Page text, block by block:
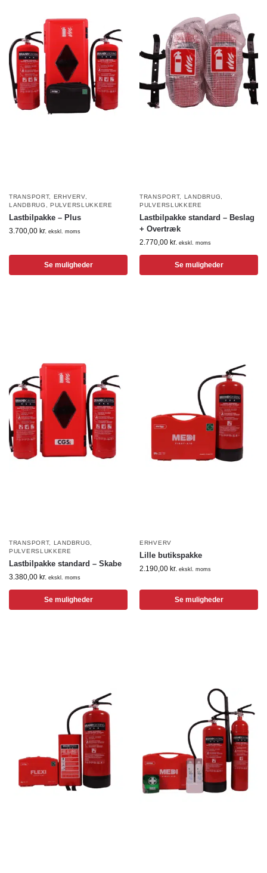
TRANSPORT, ERHVERV,
LANDBRUG , PULVERSLUKKERE
Lastbilpakke – Plus
3.700,00 kr. ekskl. moms
Se muligheder
TRANSPORT, LANDBRUG,
PULVERSLUKKERE
Lastbilpakke standard – Beslag
+ Overtræk
2.770,00 kr. ekskl. moms
Se muligheder
TRANSPORT, LANDBRUG,
PULVERSLUKKERE
Lastbilpakke standard – Skabe
3.380,00 kr. ekskl. moms
Se muligheder
ERHVERV
Lille butikspakke
2.190,00 kr. ekskl. moms
Se muligheder